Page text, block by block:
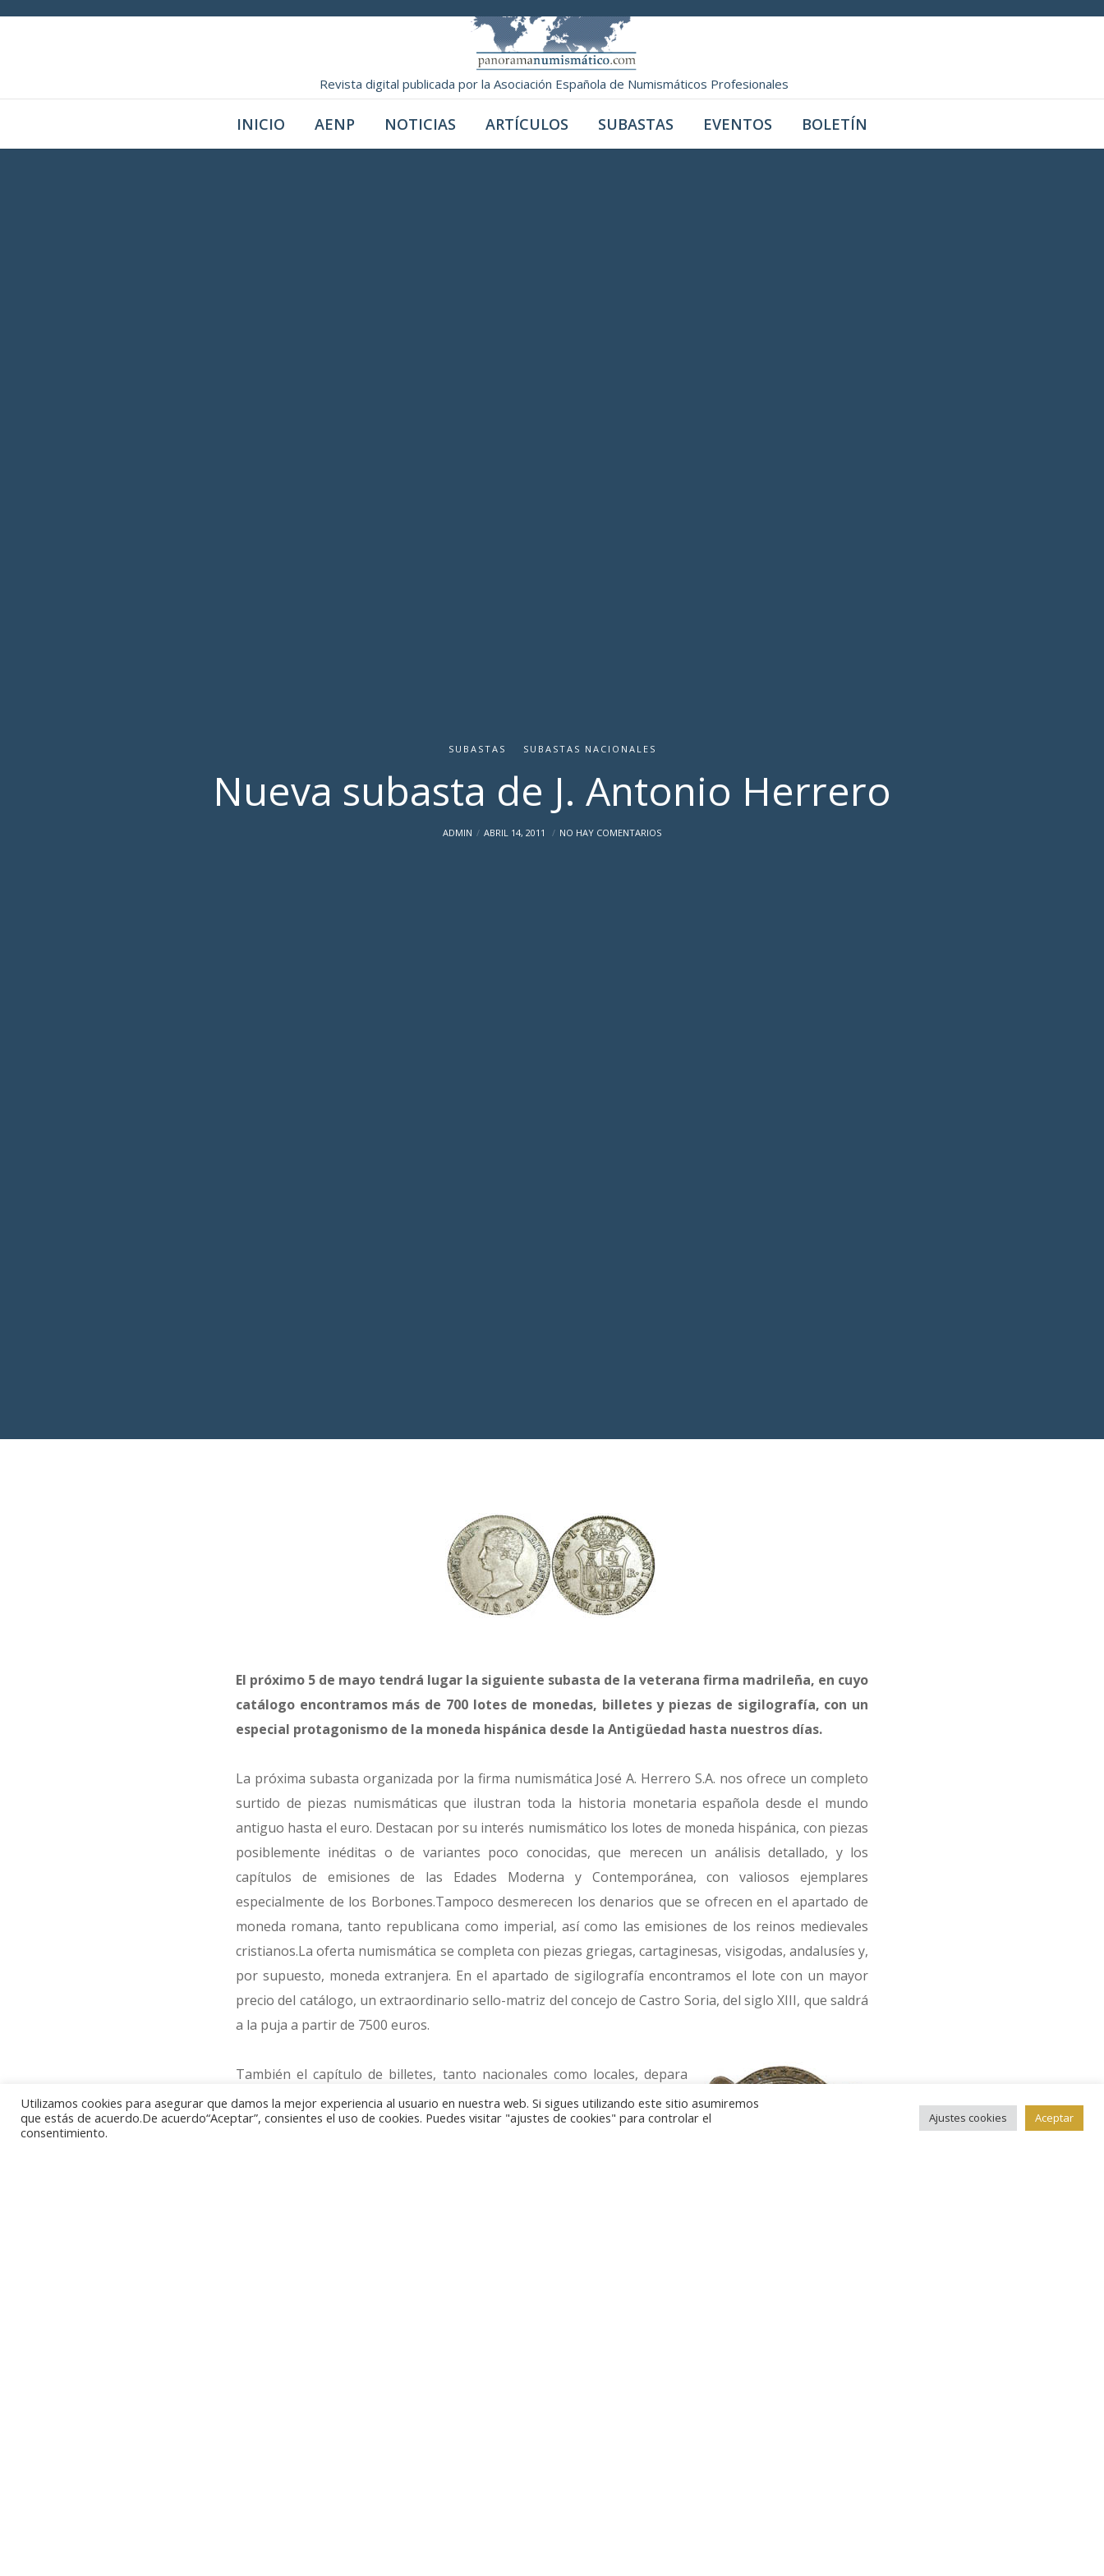
Revista digital publicada por la Asociación Española de Numismáticos Profesionales
INICIO AENP NOTICIAS ARTÍCULOS SUBASTAS EVENTOS BOLETÍN
SUBASTAS SUBASTAS NACIONALES
Nueva subasta de J. Antonio Herrero
ADMIN ABRIL 14, 2011 NO HAY COMENTARIOS
El próximo 5 de mayo tendrá lugar la siguiente subasta de la veterana firma madrileña, en cuyo
catálogo encontramos más de 700 lotes de monedas, billetes y piezas de sigilografía, con un
especial protagonismo de la moneda hispánica desde la Antigüedad hasta nuestros días.
La próxima subasta organizada por la firma numismática José A. Herrero S.A. nos ofrece un completo
surtido de piezas numismáticas que ilustran toda la historia monetaria española desde el mundo
antiguo hasta el euro. Destacan por su interés numismático los lotes de moneda hispánica, con piezas
posiblemente inéditas o de variantes poco conocidas, que merecen un análisis detallado, y los
capítulos de emisiones de las Edades Moderna y Contemporánea, con valiosos ejemplares
especialmente de los Borbones.Tampoco desmerecen los denarios que se ofrecen en el apartado de
moneda romana, tanto republicana como imperial, así como las emisiones de los reinos medievales
cristianos.La oferta numismática se completa con piezas griegas, cartaginesas, visigodas, andalusíes y,
por supuesto, moneda extranjera. En el apartado de sigilografía encontramos el lote con un mayor
precio del catálogo, un extraordinario sello-matriz del concejo de Castro Soria, del siglo XIII, que saldrá
a la puja a partir de 7500 euros.
También el capítulo de billetes, tanto nacionales como locales, depara
ejemplares interesantes, como la obligación de 1000 francos emitida por
el pretendiente Carlos VII.La subasta se celebrará el próximo 5 de mayo
Utilizamos cookies para asegurar que damos la mejor experiencia al usuario en nuestra web. Si sigues utilizando este sitio asumiremos
que estás de acuerdo.De acuerdo“Aceptar”, consientes el uso de cookies. Puedes visitar "ajustes de cookies" para controlar el
consentimiento.
Ajustes cookies Aceptar